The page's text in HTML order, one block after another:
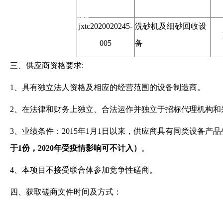
告 -金沙娱场城app
jxtc2020020245-
005
洗砂机及细砂回收设
备
三、 供应商资格要求:
1、具有独立法人资格及相应的经营范围的设备制造商。
2、在法律和财务上独立、合法运作并独立于招标代理机构
3、业绩条件：2015年1月1日以来，供应商具有同类设备产
于1份， 2020年受疫情影响可不计入 ） 。
4、本项目不接受联合体参加竞争性磋商。
四、获取磋商文件时间及方式：